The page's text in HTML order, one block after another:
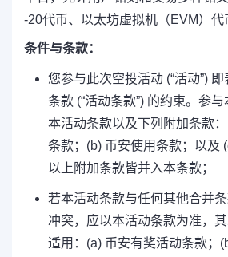
-20代币、以太坊虚拟机（EVM）代
条件与条款：
您参与此次空投活动 (“活动”)
条款 (“活动条款”) 的约束。参
本活动条款以及下列附加条款
条款；(b) 币安使用条款；以及
以上附加条款皆并入本条款；
若本活动条款与任何其他合并
冲突，应以本活动条款为准，
适用：(a) 币安有奖活动条款；